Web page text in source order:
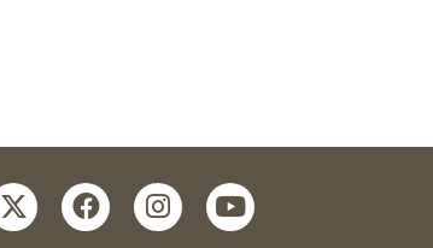
twitterfacebookinstagram
youtube